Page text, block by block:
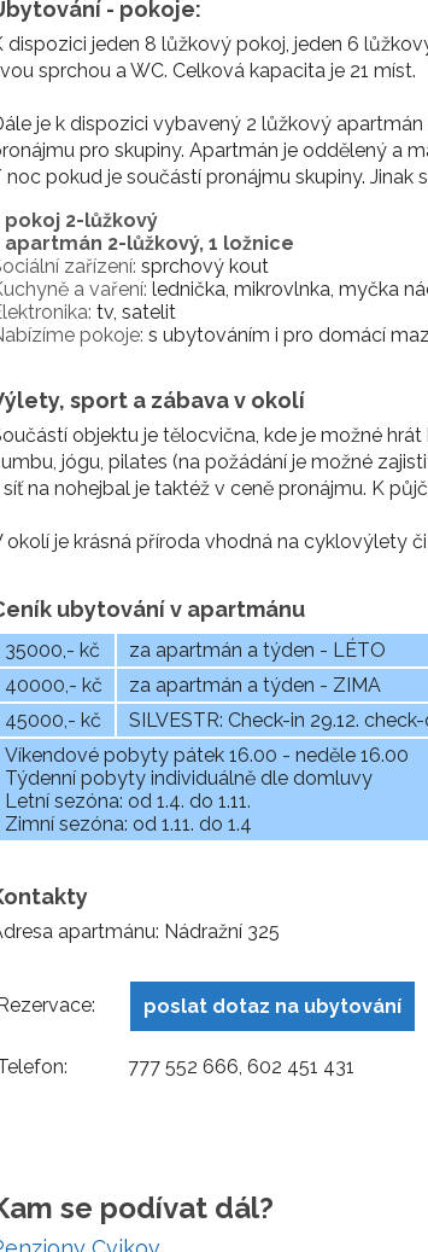
- pokoje:
dispozici jeden 8 lůžkový pokoj, jeden 6
sprchou a WC. Celková kapacita je 21 míst.
je k dispozici vybavený 2 lůžkový
pro skupiny. Apartmán je oddělený a
pokud je součástí pronájmu skupiny.
pokoj 2-lůžkový
apartmán 2-lůžkový, 1 ložnice
zařízení: sprchový kout
a vaření: lednička, mikrovlnka, myčka
tv, satelit
pokoje: s ubytováním i pro domácí
sport a zábava v okolí
objektu je tělocvična, kde je možné
jógu, pilates (na požádání je možné
na nohejbal je taktéž v ceně pronájmu. K
okolí je krásná příroda vhodná na cyklovýlety
ubytování v apartmánu
35000,- kč
za apartmán a týden - LÉTO
40000,- kč
za apartmán a týden - ZIMA
45000,- kč
SILVESTR: Check-in 29.12.
Víkendové pobyty pátek 16.00 - neděle 16.00
Týdenní pobyty individuálně dle domluvy
Letní sezóna: od 1.4. do 1.11.
Zimní sezóna: od 1.11. do 1.4
apartmánu: Nádražní 325
poslat dotaz na ubytování
777 552 666, 602 451 431
se podívat dál?